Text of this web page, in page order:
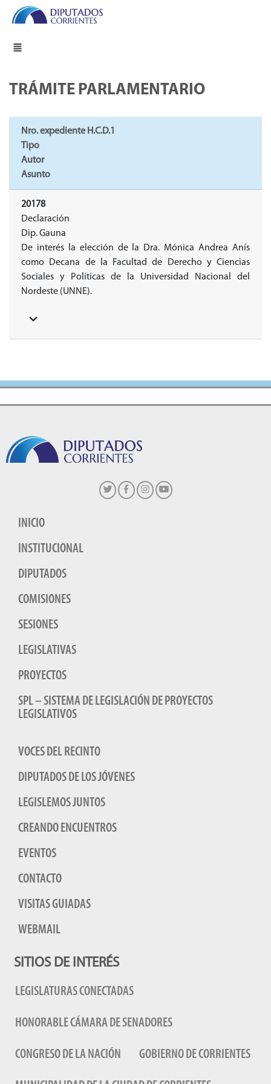
TRÁMITE PARLAMENTARIO
Nro. expediente H.C.D.1
Tipo
Autor
Asunto
20178
Declaración
Dip. Gauna
De interés la elección de la Dra. Mónica Andrea Anís
como Decana de la Facultad de Derecho y Ciencias
Sociales y Políticas de la Universidad Nacional del
Nordeste (UNNE).
INICIO
INSTITUCIONAL
DIPUTADOS
COMISIONES
SESIONES
LEGISLATIVAS
PROYECTOS
SPL – SISTEMA DE LEGISLACIÓN DE PROYECTOS
LEGISLATIVOS
VOCES DEL RECINTO
DIPUTADOS DE LOS JÓVENES
LEGISLEMOS JUNTOS
CREANDO ENCUENTROS
EVENTOS
CONTACTO
VISITAS GUIADAS
WEBMAIL
SITIOS DE INTERÉS
LEGISLATURAS CONECTADAS
HONORABLE CÁMARA DE SENADORES
CONGRESO DE LA NACIÓN GOBIERNO DE CORRIENTES